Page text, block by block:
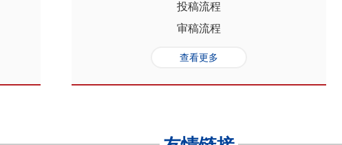
任务，通过进一步完善生育养老政策、推进教
系，以人口与经济高质量发展支撑中国式现代
投稿流程
审稿流程
查看更多